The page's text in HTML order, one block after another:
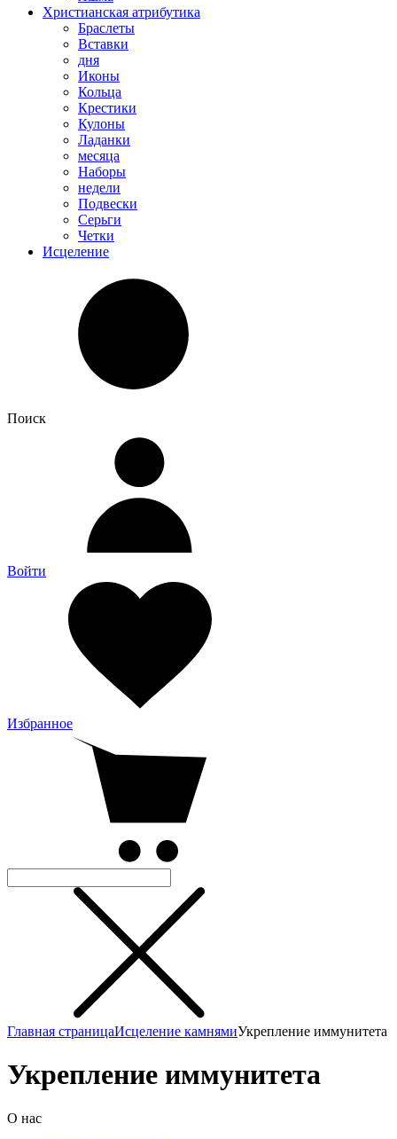
Христианская атрибутика
Браслеты
Вставки
дня
Иконы
Кольца
Крестики
Кулоны
Ладанки
месяца
Наборы
недели
Подвески
Серьги
Четки
Исцеление
Поиск
Войти
Избранное
Главная страницаИсцеление камнямиУкрепление иммунитета
Укрепление иммунитета
О нас